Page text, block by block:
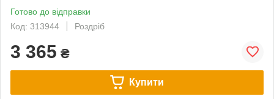
Готово до відправки
Код: 313944
Роздріб
3 365 ₴
Купити